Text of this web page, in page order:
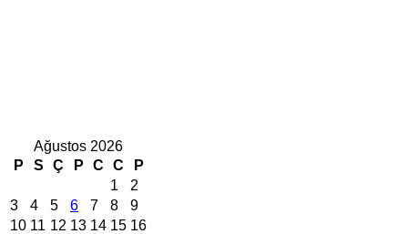
Ağustos 2026
P
S Ç P C C
P
1
2
3
4 5 6 7 8
9
10 11 12 13 14 15 16